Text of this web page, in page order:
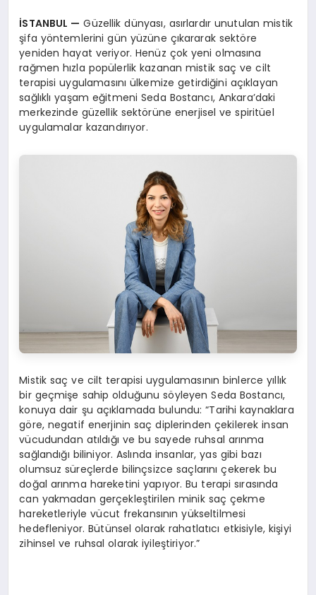
İSTANBUL — Güzellik dünyası, asırlardır unutulan mistik
şifa yöntemlerini gün yüzüne çıkararak sektöre
yeniden hayat veriyor. Henüz çok yeni olmasına
rağmen hızla popülerlik kazanan mistik saç ve cilt
terapisi uygulamasını ülkemize getirdiğini açıklayan
sağlıklı yaşam eğitmeni Seda Bostancı, Ankara’daki
merkezinde güzellik sektörüne enerjisel ve spiritüel
uygulamalar kazandırıyor.
Mistik saç ve cilt terapisi uygulamasının binlerce yıllık
bir geçmişe sahip olduğunu söyleyen Seda Bostancı,
konuya dair şu açıklamada bulundu: “Tarihi kaynaklara
göre, negatif enerjinin saç diplerinden çekilerek insan
vücudundan atıldığı ve bu sayede ruhsal arınma
sağlandığı biliniyor. Aslında insanlar, yas gibi bazı
olumsuz süreçlerde bilinçsizce saçlarını çekerek bu
doğal arınma hareketini yapıyor. Bu terapi sırasında
can yakmadan gerçekleştirilen minik saç çekme
hareketleriyle vücut frekansının yükseltilmesi
hedefleniyor. Bütünsel olarak rahatlatıcı etkisiyle, kişiyi
zihinsel ve ruhsal olarak iyileştiriyor.”